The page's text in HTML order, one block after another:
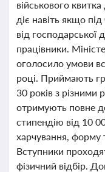
військового
діє навіть якщо
від господарської
працівники.
оголосило умови
році. Приймають
30 років з різними
отримують повне
стипендію від 10
харчування, форму
Вступники
фізичний відбір.